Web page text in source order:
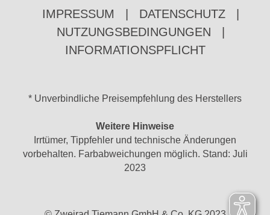
IMPRESSUM DATENSCHUTZ
NUTZUNGSBEDINGUNGEN
INFORMATIONSPFLICHT
* Unverbindliche Preisempfehlung des Herstellers
Weitere Hinweise
Irrtümer, Tippfehler und technische Änderungen
vorbehalten. Farbabweichungen möglich. Stand: Juli
2023